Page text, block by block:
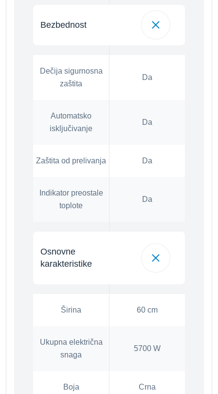
Bezbednost
Dečija sigurnosna
zaštita
Da
Automatsko
isključivanje
Da
Zaštita od prelivanja Da
Indikator preostale
toplote
Da
Osnovne
karakteristike
Širina 60 cm
Ukupna električna
snaga
5700 W
Boja Crna